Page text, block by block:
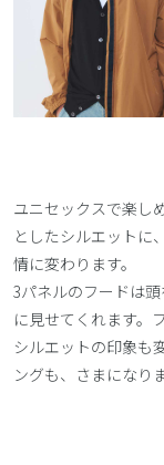
ユニセックスで楽し
としたシルエットに
情に変わります。
3パネルのフードは
に見せてくれます。
シルエットの印象も
ングも、さまになりま